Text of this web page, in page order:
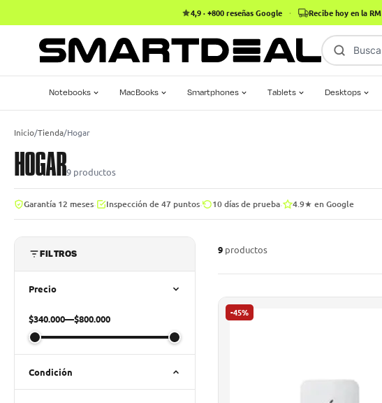
4,9 · +800 reseñas Google · Recibe hoy en la RM
Busca
Notebooks MacBooks Smartphones Tablets Desktops
Inicio/Tienda/Hogar
HOGAR9 productos
Garantía 12 meses Inspección de 47 puntos 10 días de prueba 4.9★ en Google
FILTROS
Precio
$340.000—$800.000
Condición
9 productos
-45%